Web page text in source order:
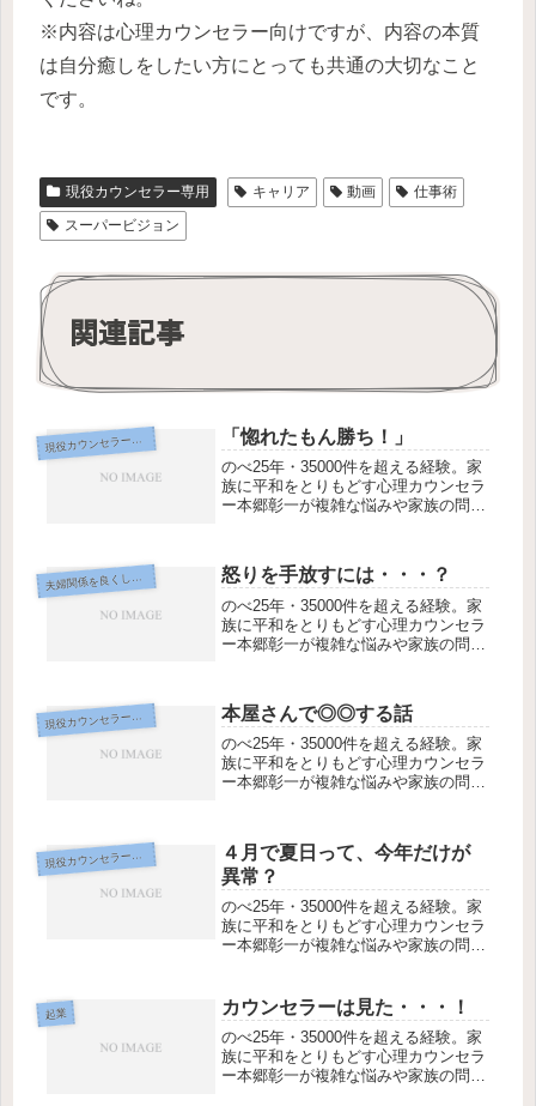
※内容は心理カウンセラー向けですが、内容の本質
は自分癒しをしたい方にとっても共通の大切なこと
です。
現役カウンセラー専用 キャリア 動画
仕事術
スーパービジョン
関連記事
現
役カウンセラー専用 「惚れたもん勝ち！」
のべ25年・35000件を超える経験。家
族に平和をとりもどす心理カウンセラ
ー本郷彰一が複雑な悩みや家族の問
ンzoom対応。
夫
婦関係を良くしたい 怒りを手放すには・・・？
のべ25年・35000件を超える経験。家
族に平和をとりもどす心理カウンセラ
ー本郷彰一が複雑な悩みや家族の問
ンzoom対応。
現
役カウンセラー専用 本屋さんで◎◎する話
のべ25年・35000件を超える経験。家
族に平和をとりもどす心理カウンセラ
ー本郷彰一が複雑な悩みや家族の問
ンzoom対応。
現
役カウンセラー専用
４月で夏日って、今年だけが
異常？
のべ25年・35000件を超える経験。家
族に平和をとりもどす心理カウンセラ
ー本郷彰一が複雑な悩みや家族の問
ンzoom対応。
起業 カウンセラーは見た・・・！
のべ25年・35000件を超える経験。家
族に平和をとりもどす心理カウンセラ
ー本郷彰一が複雑な悩みや家族の問